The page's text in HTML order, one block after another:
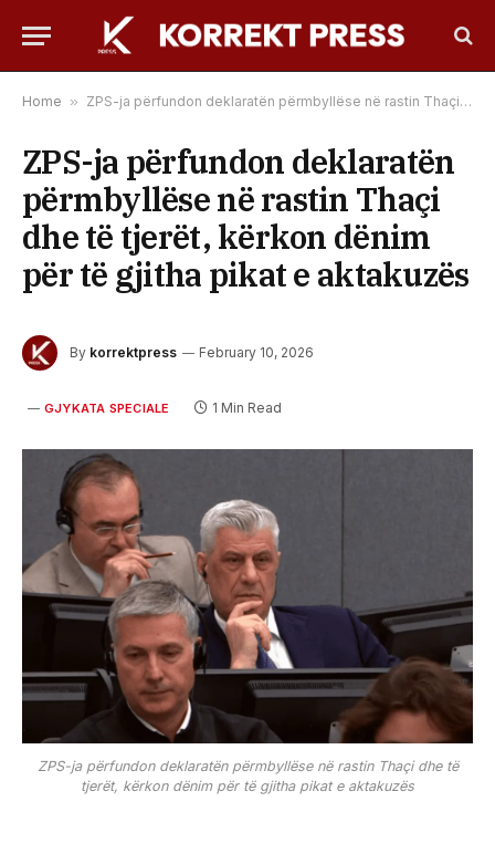
Home » ZPS-ja përfundon deklaratën përmbyllëse në rastin Thaçi dhe të tjerët, kërkon dënim për të gjitha pikat e aktakuzës
ZPS-ja përfundon deklaratën
përmbyllëse në rastin Thaçi
dhe të tjerët, kërkon dënim
për të gjitha pikat e aktakuzës
By korrektpress February 10, 2026
GJYKATA SPECIALE 1 Min Read
ZPS-ja përfundon deklaratën përmbyllëse në rastin Thaçi dhe të
tjerët, kërkon dënim për të gjitha pikat e aktakuzës